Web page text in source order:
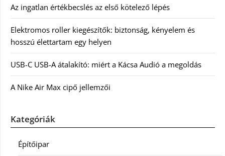
Az ingatlan értékbecslés az első kötelező lépés
Elektromos roller kiegészítők: biztonság, kényelem és
hosszú élettartam egy helyen
USB-C USB-A átalakító: miért a Kácsa Audió a megoldás
A Nike Air Max cipő jellemzői
Kategóriák
Építőipar